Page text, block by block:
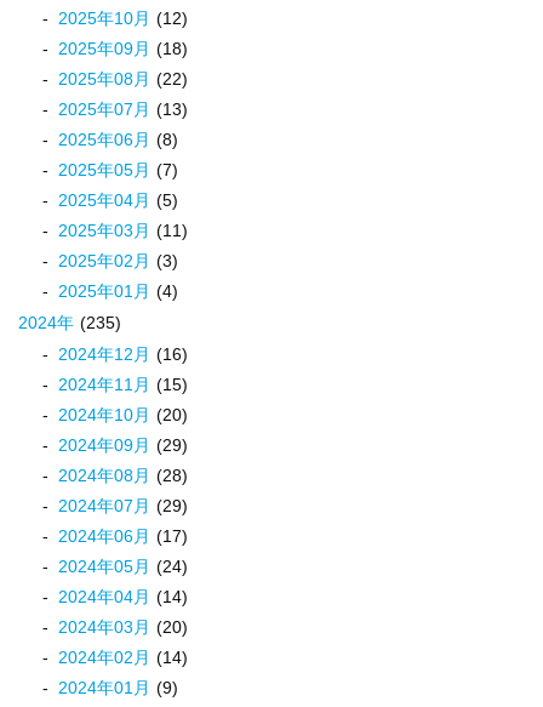
2025年10月 (12)
2025年09月 (18)
2025年08月 (22)
2025年07月 (13)
2025年06月 (8)
2025年05月 (7)
2025年04月 (5)
2025年03月 (11)
2025年02月 (3)
2025年01月 (4)
2024年 (235)
2024年12月 (16)
2024年11月 (15)
2024年10月 (20)
2024年09月 (29)
2024年08月 (28)
2024年07月 (29)
2024年06月 (17)
2024年05月 (24)
2024年04月 (14)
2024年03月 (20)
2024年02月 (14)
2024年01月 (9)